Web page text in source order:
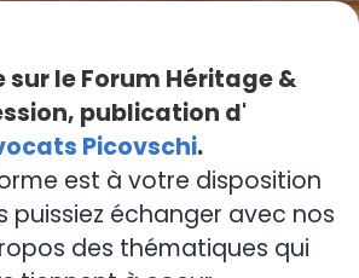
sur le Forum Héritage &
publication d'
Picovschi.
est à votre disposition
puissiez échanger avec nos
des thématiques qui